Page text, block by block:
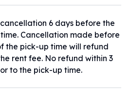
放心。
您在名古屋、愛知的旅行留下美好
6 days before the
Cancellation made before
the pick-up time will refund
rent fee. No refund within 3
to the pick-up time.